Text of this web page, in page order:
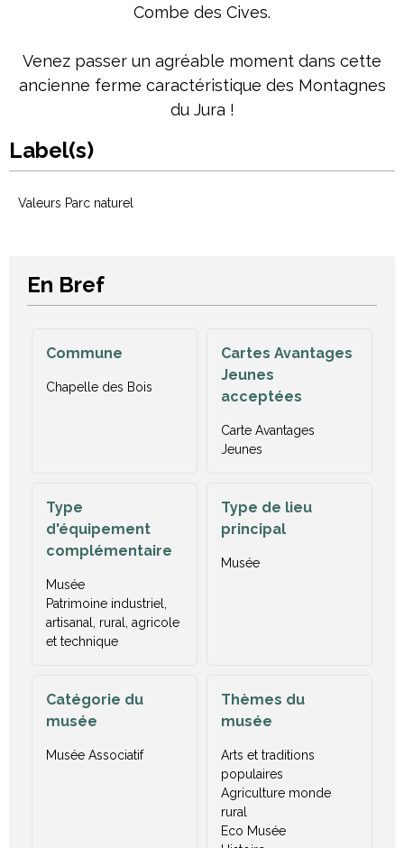
Combe des Cives.
Venez passer un agréable moment dans cette
ancienne ferme caractéristique des Montagnes
du Jura !
Label(s)
Valeurs Parc naturel
En Bref
Commune
Chapelle des Bois
Cartes Avantages
Jeunes
acceptées
Carte Avantages
Jeunes
Type
d'équipement
complémentaire
Musée
Patrimoine industriel,
artisanal, rural, agricole
et technique
Type de lieu
principal
Musée
Catégorie du
musée
Musée Associatif
Thèmes du
musée
Arts et traditions
populaires
Agriculture monde
rural
Eco Musée